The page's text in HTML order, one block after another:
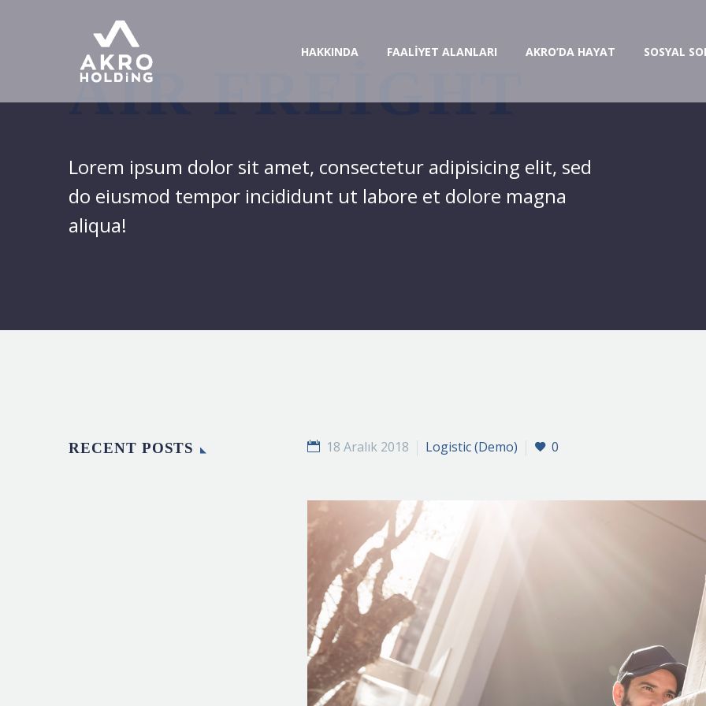
HAKKINDA FAALİYET ALANLARI AKRO’DA HAYAT SOSYAL
AIR FREIGHT
Lorem ipsum dolor sit amet, consectetur adipisicing elit, sed
do eiusmod tempor incididunt ut labore et dolore magna
aliqua!
18 Aralık 2018 Logistic (Demo) 0
RECENT POSTS